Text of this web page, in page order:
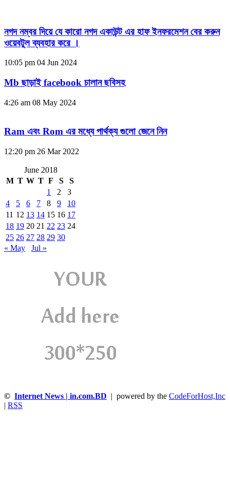
নগদ নম্বর দিয়ে যে কারো নগদ একাউন্ট এর হাফ ইনফরমেশন বের করুন
ওয়েবটুল ব্যবহার করে ।
10:05 pm 04 Jun 2024
Mb ছাড়াই facebook চালান ছবিসহ
4:26 am 08 May 2024
Ram এবং Rom এর মধ্যে পার্থক্য গুলো জেনে নিন
12:20 pm 26 Mar 2022
June 2018
M T W T F S
S
1
2
3
4
5 6 7 8 9
10
11 12 13 14 15 16 17
18 19 20 21 22 23 24
25 26 27 28 29 30
« May
Jul »
© Internet News | in.com.BD | powered by the CodeForHost,Inc
| RSS